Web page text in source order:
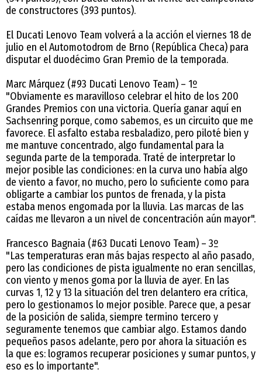
de constructores (393 puntos).
El Ducati Lenovo Team volverá a la acción el viernes 18 de
julio en el Automotodrom de Brno (República Checa) para
disputar el duodécimo Gran Premio de la temporada.
Marc Márquez (#93 Ducati Lenovo Team) – 1º
"Obviamente es maravilloso celebrar el hito de los 200
Grandes Premios con una victoria. Quería ganar aquí en
Sachsenring porque, como sabemos, es un circuito que me
favorece. El asfalto estaba resbaladizo, pero piloté bien y
me mantuve concentrado, algo fundamental para la
segunda parte de la temporada. Traté de interpretar lo
mejor posible las condiciones: en la curva uno había algo
de viento a favor, no mucho, pero lo suficiente como para
obligarte a cambiar los puntos de frenada, y la pista
estaba menos engomada por la lluvia. Las marcas de las
caídas me llevaron a un nivel de concentración aún mayor".
Francesco Bagnaia (#63 Ducati Lenovo Team) – 3º
"Las temperaturas eran más bajas respecto al año pasado,
pero las condiciones de pista igualmente no eran sencillas,
con viento y menos goma por la lluvia de ayer. En las
curvas 1, 12 y 13 la situación del tren delantero era crítica,
pero lo gestionamos lo mejor posible. Parece que, a pesar
de la posición de salida, siempre termino tercero y
seguramente tenemos que cambiar algo. Estamos dando
pequeños pasos adelante, pero por ahora la situación es
la que es: logramos recuperar posiciones y sumar puntos, y
eso es lo importante".